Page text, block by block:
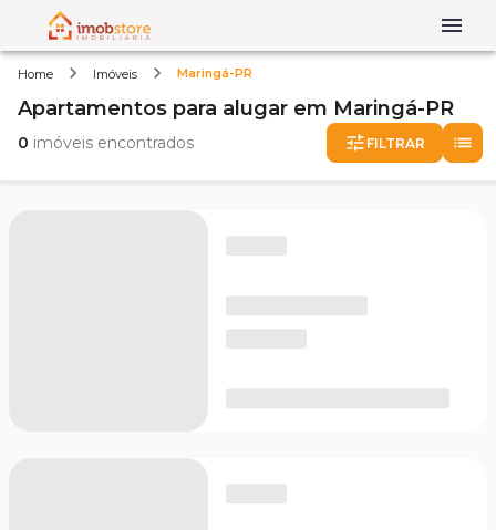
Home Imóveis Maringá-PR
Apartamentos para alugar em Maringá-PR
0 imóveis encontrados FILTRAR